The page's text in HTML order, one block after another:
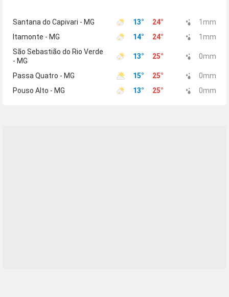
Santana do Capivari - MG 13° 24° 1 mm
Itamonte - MG
14° 24° 1 mm
São Sebastião do Rio Verde
- MG
13° 25° 0mm
Passa Quatro - MG 15° 25° 0mm
Pouso Alto - MG
13° 25° 0mm